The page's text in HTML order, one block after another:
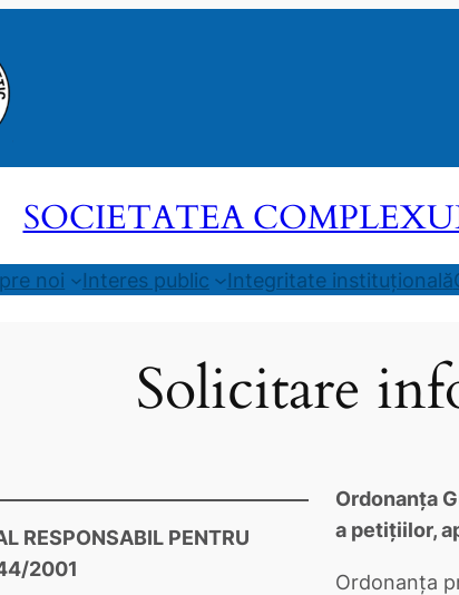
SOCIETATEA
noi Interes public Integritate instituțională
Solicitare
RESPONSABIL PENTRU
2001
Ordonanţa
a petiţiilor,
Ordonanţa